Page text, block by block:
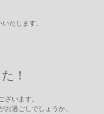
たします。
！
ざいます。
お過ごしでしょうか。